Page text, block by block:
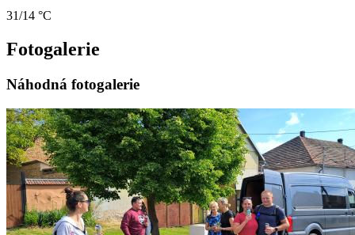
31/14 °C
Fotogalerie
Náhodná fotogalerie